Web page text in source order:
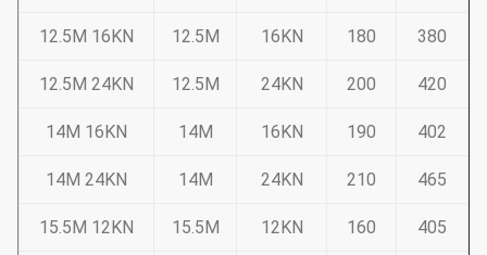
12.5M 16KN 12.5M 16KN 180 380
12.5M 24KN 12.5M 24KN 200 420
14M 16KN 14M 16KN 190 402
14M 24KN 14M 24KN 210 465
15.5M 12KN 15.5M 12KN 160 405